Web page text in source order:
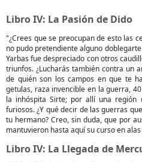
Libro IV: La Pasión de Dido
"¿Crees que se preocupan de esto las
no pudo pretendiente alguno
Yarbas fue despreciado con otros
triunfos. ¿Lucharás también contra un
de quién son los campos en que te
getulas, raza invencible en la guerra,
la inhóspita Sirte; por allí una región
furiosos. ¿Y qué decir de las guerras
tu hermano? Creo, sin duda, que por
mantuvieron hasta aquí su curso en
Libro IV: La Llegada de